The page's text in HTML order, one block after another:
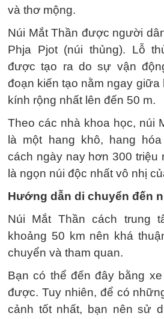
và thơ mộng.
Núi Mắt Thần được người
Phja Pjot (núi thủng). Lỗ
được tạo ra do sự vận
đoạn kiến tạo nằm ngay
kính rộng nhất lên đến 50 m.
Theo các nhà khoa học, núi
là một hang khô, hang
cách ngày nay hơn 300 triệu
là ngọn núi độc nhất vô nhị
Hướng dẫn di chuyển đến
Núi Mắt Thần cách trung
khoảng 50 km nên khá
chuyển và tham quan.
Bạn có thể đến đây bằng
được. Tuy nhiên, để có
cảnh tốt nhất, bạn nên sử